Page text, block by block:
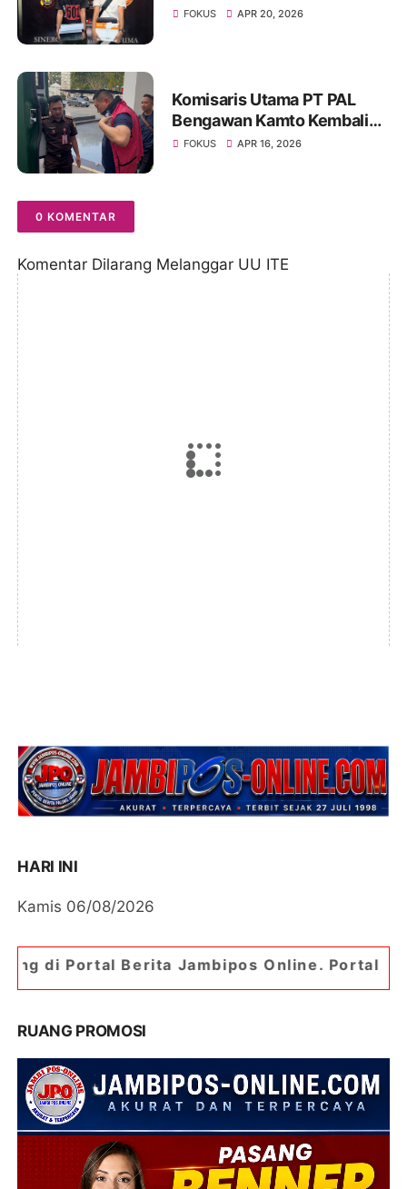
Korupsi Proyek IT Bank 9
FOKUS APR 20, 2026
Komisaris Utama PT PAL
Bengawan Kamto Kembali
Ditahan, Status Berubah dari
FOKUS APR 16, 2026
0 KOMENTAR
Komentar Dilarang Melanggar UU ITE
HARI INI
Kamis 06/08/2026
Jambipos Online. Portal Berita Paling
RUANG PROMOSI